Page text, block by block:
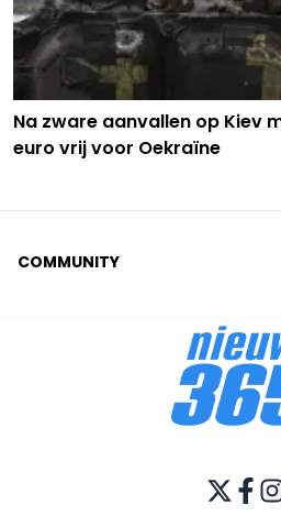
Na zware aanvallen op Kiev
euro vrij voor Oekraïne
COMMUNITY